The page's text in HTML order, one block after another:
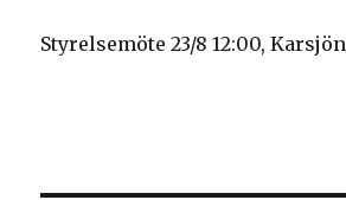
Styrelsemöte 23/8 12:00, Karsjön